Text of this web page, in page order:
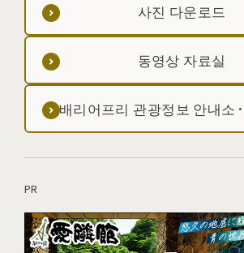
사진 다운로드
동영상 자료실
배리어프리 관광정보 안내소
PR